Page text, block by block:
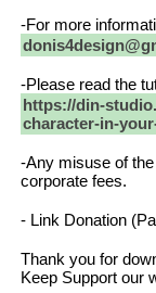
-For more
-Please read the
https://din-
character-in-
-Any misuse of
corporate fees.
- Link Donation
Thank you for
Keep Support our